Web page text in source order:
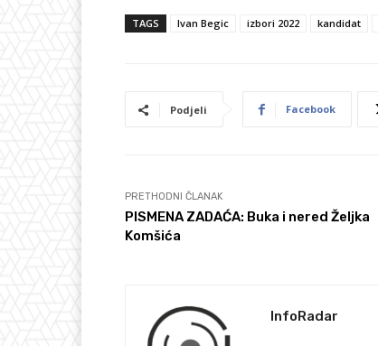
TAGS Ivan Begic izbori 2022 kandidat
Podjeli Facebook
PRETHODNI ČLANAK
PISMENA ZADAĆA: Buka i nered Željka
Komšića
InfoRadar